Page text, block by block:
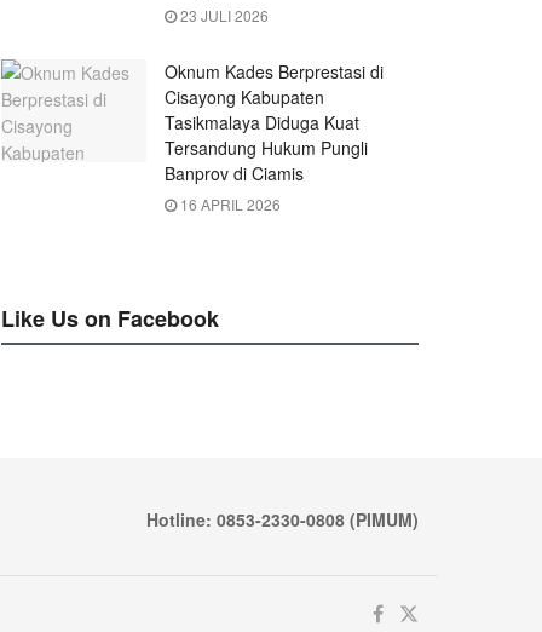
23 JULI 2026
Oknum Kades Berprestasi di
Cisayong Kabupaten
Tasikmalaya Diduga Kuat
Tersandung Hukum Pungli
Banprov di Ciamis
16 APRIL 2026
Like Us on Facebook
Hotline: 0853-2330-0808 (PIMUM)